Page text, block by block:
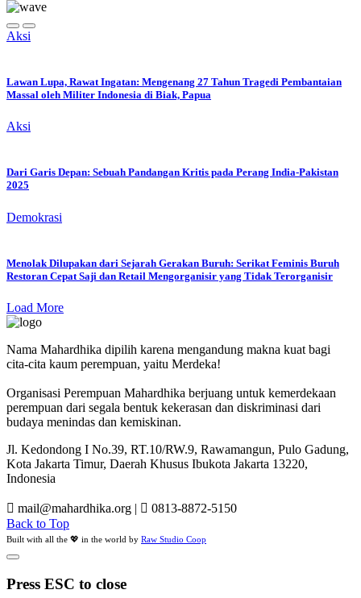
Aksi
Lawan Lupa, Rawat Ingatan: Mengenang 27 Tahun Tragedi Pembantaian
Massal oleh Militer Indonesia di Biak, Papua
Aksi
Dari Garis Depan: Sebuah Pandangan Kritis pada Perang India-Pakistan
2025
Demokrasi
Menolak Dilupakan dari Sejarah Gerakan Buruh: Serikat Feminis Buruh
Restoran Cepat Saji dan Retail Mengorganisir yang Tidak Terorganisir
Load More
Nama Mahardhika dipilih karena mengandung makna kuat bagi
cita-cita kaum perempuan, yaitu Merdeka!
Organisasi Perempuan Mahardhika berjuang untuk kemerdekaan
perempuan dari segala bentuk kekerasan dan diskriminasi dari
budaya menindas dan kemiskinan.
Jl. Kedondong I No.39, RT.10/RW.9, Rawamangun, Pulo Gadung,
Kota Jakarta Timur, Daerah Khusus Ibukota Jakarta 13220,
Indonesia
mail@mahardhika.org |
0813-8872-5150
Back to Top
Built with all the 💖 in the world by Raw Studio Coop
Press ESC to close